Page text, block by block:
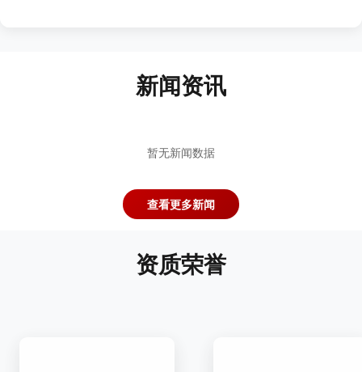
新闻资讯
暂无新闻数据
查看更多新闻
资质荣誉